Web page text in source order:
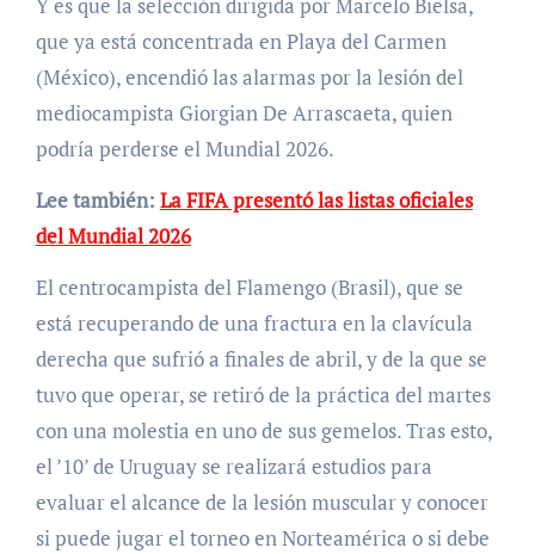
Y es que la selección dirigida por Marcelo Bielsa,
que ya está concentrada en Playa del Carmen
(México), encendió las alarmas por la lesión del
mediocampista Giorgian De Arrascaeta, quien
podría perderse el Mundial 2026.
Lee también: La FIFA presentó las listas oficiales
del Mundial 2026
El centrocampista del Flamengo (Brasil), que se
está recuperando de una fractura en la clavícula
derecha que sufrió a finales de abril, y de la que se
tuvo que operar, se retiró de la práctica del martes
con una molestia en uno de sus gemelos. Tras esto,
el ’10’ de Uruguay se realizará estudios para
evaluar el alcance de la lesión muscular y conocer
si puede jugar el torneo en Norteamérica o si debe